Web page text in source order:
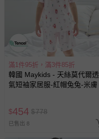
滿1件95折，滿3件85折
韓國 Maykids - 天絲莫代爾透
氣短袖家居服-紅帽兔兔-米膚
$454 $778
已售出 8